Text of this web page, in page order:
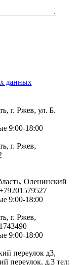
данных
г. Ржев, ул. Б.
9:00-18:00
г. Ржев,
Оленинский
9:00-18:00
г. Ржев,
9:00-18:00
переулок д3,
переулок, д.3 тел: